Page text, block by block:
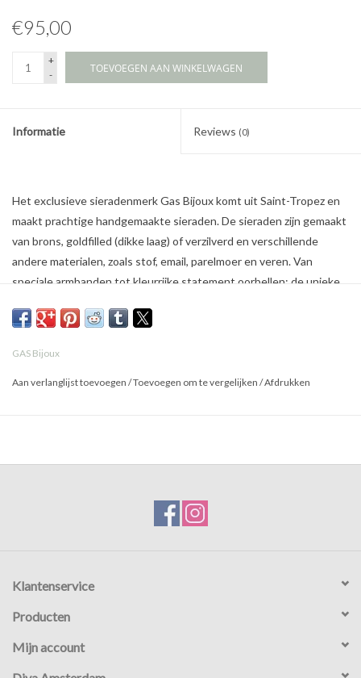
€95,00
+
-
TOEVOEGEN AAN WINKELWAGEN
Informatie Reviews (0)
Het exclusieve sieradenmerk Gas Bijoux komt uit Saint-Tropez en
maakt prachtige handgemaakte sieraden. De sieraden zijn gemaakt
van brons, goldfilled (dikke laag) of verzilverd en verschillende
andere materialen, zoals stof, email, parelmoer en veren. Van
speciale armbanden tot kleurrijke statement oorbellen: de unieke
GAS Bijoux
Aan verlanglijst toevoegen /Toevoegen om te vergelijken /Afdrukken
Klantenservice
Producten
Mijn account